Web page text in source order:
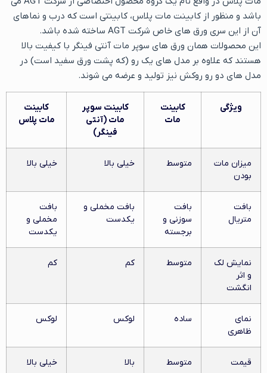
باشد و منظور از کابینت مات پلاس، کابینتی است که درب و نماهای
آن از این سری ورق های خاص شرکت AGT ساخته شده باشد.
این محصولات همان ورق های سوپر مات آنتی فینگر با کیفیت بالا
هستند که علاوه بر مدل های یک رو (که پشت ورق سفید است) در
مدل های دو رو روکش نیز تولید و عرضه می شوند.
ویژگی
کابینت
مات
کابینت سوپر
مات (آنتی
فینگر)
کابینت
مات پلاس
میزان مات
بودن
متوسط خیلی بالا خیلی بالا
بافت
متریال
بافت
سوزنی و
برجسته
بافت مخملی و
یکدست
بافت
مخملی و
یکدست
نمایش لک
و اثر
انگشت
متوسط کم کم
نمای
ظاهری
ساده لوکس لوکس
قیمت متوسط بالا خیلی بالا